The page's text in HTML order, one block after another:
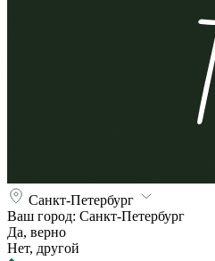
Санкт-Петербург
Ваш город: Санкт-Петербург
Да, верно
Нет, другой